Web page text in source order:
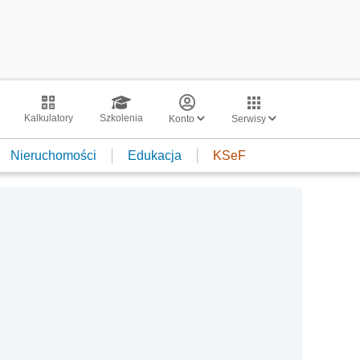
Kalkulatory Szkolenia Konto Serwisy
Nieruchomości Edukacja KSeF